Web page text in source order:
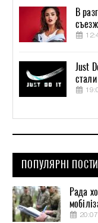
В
Just
ПОПУЛЯРНІ ПОСТИ
Рада